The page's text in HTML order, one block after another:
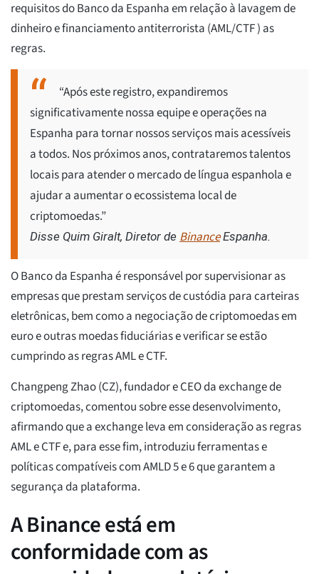
requisitos do Banco da Espanha em relação à lavagem de
dinheiro e financiamento antiterrorista (AML/CTF ) as
regras.
“Após este registro, expandiremos
significativamente nossa equipe e operações na
Espanha para tornar nossos serviços mais acessíveis
a todos. Nos próximos anos, contrataremos talentos
locais para atender o mercado de língua espanhola e
ajudar a aumentar o ecossistema local de
criptomoedas.”
Disse Quim Giralt, Diretor de BinanceEspanha.
O Banco da Espanha é responsável por supervisionar as
empresas que prestam serviços de custódia para carteiras
eletrônicas, bem como a negociação de criptomoedas em
euro e outras moedas fiduciárias e verificar se estão
cumprindo as regras AML e CTF.
Changpeng Zhao (CZ), fundador e CEO da exchange de
criptomoedas, comentou sobre esse desenvolvimento,
afirmando que a exchange leva em consideração as regras
AML e CTF e, para esse fim, introduziu ferramentas e
políticas compatíveis com AMLD 5 e 6 que garantem a
segurança da plataforma.
A Binance está em
conformidade com as